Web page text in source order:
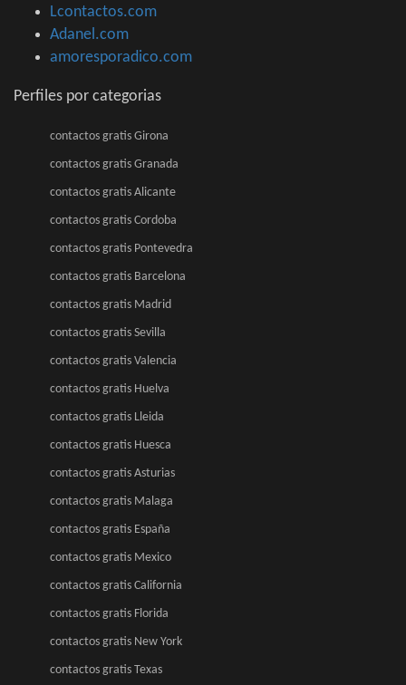
Lcontactos.com
Adanel.com
amoresporadico.com
Perfiles por categorias
contactos gratis Girona
contactos gratis Granada
contactos gratis Alicante
contactos gratis Cordoba
contactos gratis Pontevedra
contactos gratis Barcelona
contactos gratis Madrid
contactos gratis Sevilla
contactos gratis Valencia
contactos gratis Huelva
contactos gratis Lleida
contactos gratis Huesca
contactos gratis Asturias
contactos gratis Malaga
contactos gratis España
contactos gratis Mexico
contactos gratis California
contactos gratis Florida
contactos gratis New York
contactos gratis Texas